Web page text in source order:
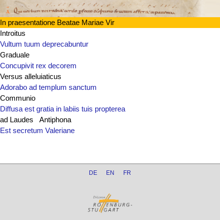
In praesentatione Beatae Mariae Vir
Introitus
Vultum tuum deprecabuntur
Graduale
Concupivit rex decorem
Versus alleluiaticus
Adorabo ad templum sanctum
Communio
Diffusa est gratia in labiis tuis propterea
ad Laudes Antiphona
Est secretum Valeriane
DE EN FR